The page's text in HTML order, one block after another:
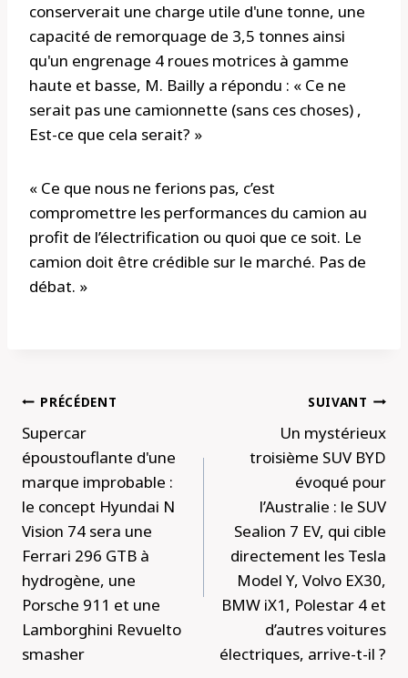
conserverait une charge utile d'une tonne, une
capacité de remorquage de 3,5 tonnes ainsi
qu'un engrenage 4 roues motrices à gamme
haute et basse, M. Bailly a répondu : « Ce ne
serait pas une camionnette (sans ces choses) ,
Est-ce que cela serait? »
« Ce que nous ne ferions pas, c’est
compromettre les performances du camion au
profit de l’électrification ou quoi que ce soit. Le
camion doit être crédible sur le marché. Pas de
débat. »
Navigation
de
l’article
PRÉCÉDENT
Supercar
époustouflante d'une
marque improbable :
le concept Hyundai N
Vision 74 sera une
Ferrari 296 GTB à
hydrogène, une
Porsche 911 et une
Lamborghini Revuelto
smasher
SUIVANT
Un mystérieux
troisième SUV BYD
évoqué pour
l’Australie : le SUV
Sealion 7 EV, qui cible
directement les Tesla
Model Y, Volvo EX30,
BMW iX1, Polestar 4 et
d’autres voitures
électriques, arrive-t-il ?